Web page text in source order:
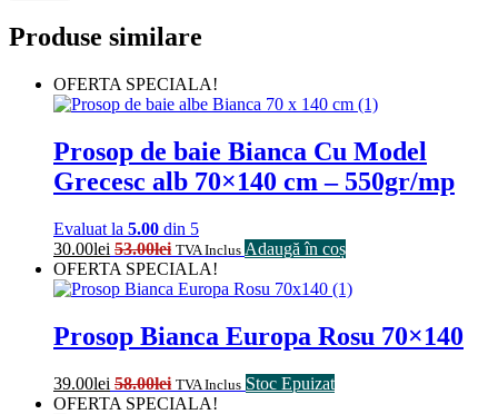
Produse similare
OFERTA SPECIALA!
Prosop de baie Bianca Cu Model
Grecesc alb 70×140 cm – 550gr/mp
Evaluat la 5.00 din 5
30.00lei 53.00lei TVA Inclus Adaugă în coș
OFERTA SPECIALA!
Prosop Bianca Europa Rosu 70×140
39.00lei 58.00lei TVA Inclus Stoc Epuizat
OFERTA SPECIALA!